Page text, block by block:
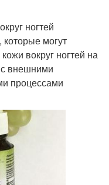
ногтей
могут
вокруг ногтей на
с внешними
процессами